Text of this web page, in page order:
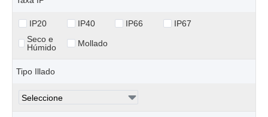
IP20 IP40 IP66
IP67
Seco e
Húmido
Mollado
Tipo Illado